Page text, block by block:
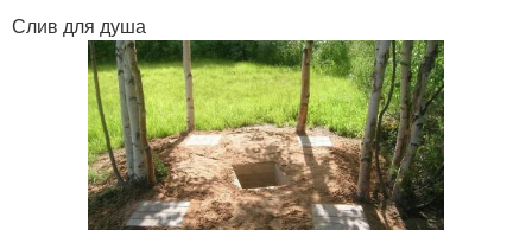
Слив для душа